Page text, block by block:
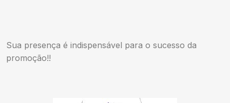
Sua presença é indispensável para o sucesso da
promoção!!